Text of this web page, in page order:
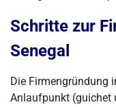
Schritte zur
Senegal
Die Firmengründung
Anlaufpunkt (guichet